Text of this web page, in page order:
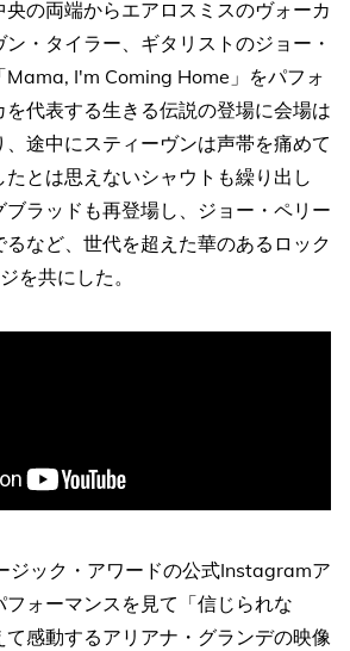
の両端からエアロスミスのヴォーカ
・タイラー、ギタリストのジョー・
Mama, I'm Coming Home」をパフォ
代表する生きる伝説の登場に会場は
途中にスティーヴンは声帯を痛めて
とは思えないシャウトも繰り出し
ラッドも再登場し、ジョー・ペリー
るなど、世代を超えた華のあるロック
を共にした。
ジック・アワードの公式Instagramア
フォーマンスを見て「信じられな
感動するアリアナ・グランデの映像